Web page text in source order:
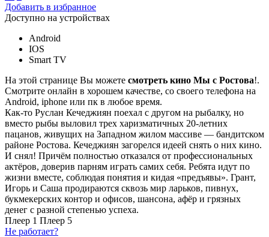
Добавить в избранное
Доступно на устройствах
Android
IOS
Smart TV
На этой странице Вы можете смотреть кино Мы с Ростова!.
Смотрите онлайн в хорошем качестве, со своего телефона на
Android, iphone или пк в любое время.
Как-то Руслан Кечеджиян поехал с другом на рыбалку, но
вместо рыбы выловил трех харизматичных 20-летних
пацанов, живущих на Западном жилом массиве — бандитском
районе Ростова. Кечеджиян загорелся идеей снять о них кино.
И снял! Причём полностью отказался от профессиональных
актёров, доверив парням играть самих себя. Ребята идут по
жизни вместе, соблюдая понятия и кидая «предъявы». Грант,
Игорь и Саша продираются сквозь мир ларьков, пивнух,
букмекерских контор и офисов, шансона, афёр и грязных
денег с разной степенью успеха.
Плеер 1 Плеер 5
Не работает?